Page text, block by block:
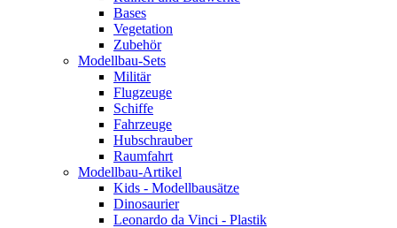
Bases
Vegetation
Zubehör
Modellbau-Sets
Militär
Flugzeuge
Schiffe
Fahrzeuge
Hubschrauber
Raumfahrt
Modellbau-Artikel
Kids - Modellbausätze
Dinosaurier
Leonardo da Vinci - Plastik